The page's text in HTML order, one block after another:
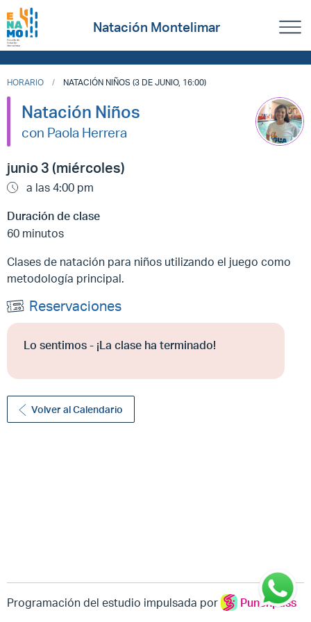
Natación Montelimar
HORARIO NATACIÓN NIÑOS (3 DE JUNIO, 16:00)
Natación Niños
con Paola Herrera
junio 3 (miércoles)
a las 4:00 pm
Duración de clase
60 minutos
Clases de natación para niños utilizando el juego como
metodología principal.
Reservaciones
Lo sentimos - ¡La clase ha terminado!
Volver al Calendario
Programación del estudio impulsada por Punchpass